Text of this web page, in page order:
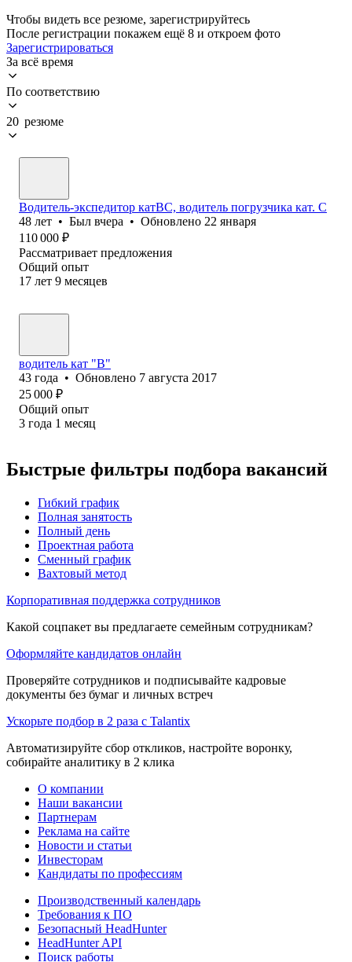
Чтобы видеть все резюме, зарегистрируйтесь
После регистрации покажем ещё 8 и откроем фото
Зарегистрироваться
За всё время
По соответствию
20 резюме
Водитель-экспедитор катВС, водитель погрузчика кат. С
48 лет • Был вчера • Обновлено 22 января
110 000 ₽
Рассматривает предложения
Общий опыт
17 лет 9 месяцев
водитель кат "В"
43 года • Обновлено 7 августа 2017
25 000 ₽
Общий опыт
3 года 1 месяц
Быстрые фильтры подбора вакансий
Гибкий график
Полная занятость
Полный день
Проектная работа
Сменный график
Вахтовый метод
Корпоративная поддержка сотрудников
Какой соцпакет вы предлагаете семейным сотрудникам?
Оформляйте кандидатов онлайн
Проверяйте сотрудников и подписывайте кадровые
документы без бумаг и личных встреч
Ускорьте подбор в 2 раза с Talantix
Автоматизируйте сбор откликов, настройте воронку,
собирайте аналитику в 2 клика
О компании
Наши вакансии
Партнерам
Реклама на сайте
Новости и статьи
Инвесторам
Кандидаты по профессиям
Производственный календарь
Требования к ПО
Безопасный HeadHunter
HeadHunter API
Поиск работы